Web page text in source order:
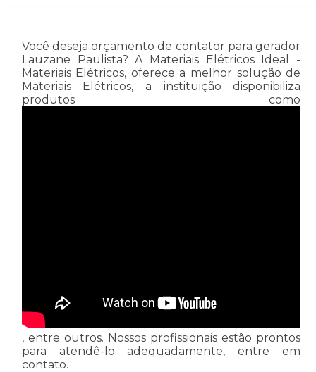
Você deseja orçamento de contator para gerador
Lauzane Paulista? A Materiais Elétricos Ideal -
Materiais Elétricos, oferece a melhor solução de
Materiais Elétricos, a instituição disponibiliza
produtos como
, entre outros. Nossos profissionais estão prontos
para atendê-lo adequadamente, entre em
contato.